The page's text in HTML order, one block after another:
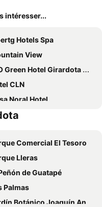
intéresser...
Hotels Spa
View
Green Hotel Girardota Medellin
CLN
Noral Hotel
centro logistico del norte
Hotel El Recreo
12
KALIFORNIAs
Perlatto
Tara Finca Hotel
Comercial El Tesoro
Lleras
de Guatapé
Palmas
Botánico Joaquín Antonio Uribe